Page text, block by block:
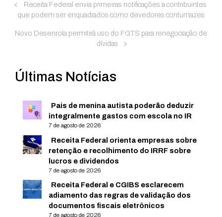
Receita Federal envia primeiras notificações a contribuintes
que podem ser enquadrados como devedores contumazes
Novo Desenrola permitirá uso do FGTS para renegociação de
dívidas
Últimas Notícias
Pais de menina autista poderão deduzir
integralmente gastos com escola no IR
7 de agosto de 2026
Receita Federal orienta empresas sobre
retenção e recolhimento do IRRF sobre
lucros e dividendos
7 de agosto de 2026
Receita Federal e CGIBS esclarecem
adiamento das regras de validação dos
documentos fiscais eletrônicos
7 de agosto de 2026